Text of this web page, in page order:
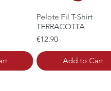
Quick View
Pelote Fil T-Shirt
TERRACOTTA
Price
€12.90
Add to Cart